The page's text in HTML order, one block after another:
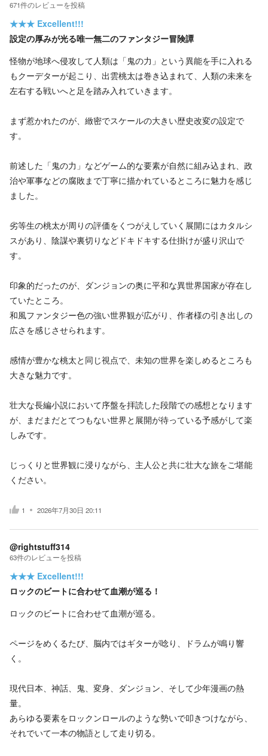
671件のレビューを投稿
★★★ Excellent!!!
設定の厚みが光る唯一無二のファンタジー冒険譚
怪物が地球へ侵攻して人類は「鬼の力」という異能を手に入れる
もクーデターが起こり、出雲桃太は巻き込まれて、人類の未来を
左右する戦いへと足を踏み入れていきます。
まず惹かれたのが、緻密でスケールの大きい歴史改変の設定で
す。
前述した「鬼の力」などゲーム的な要素が自然に組み込まれ、政
治や軍事などの腐敗まで丁寧に描かれているところに魅力を感じ
ました。
劣等生の桃太が周りの評価をくつがえしていく展開にはカタルシ
スがあり、陰謀や裏切りなどドキドキする仕掛けが盛り沢山で
す。
印象的だったのが、ダンジョンの奥に平和な異世界国家が存在し
ていたところ。
和風ファンタジー色の強い世界観が広がり、作者様の引き出しの
広さを感じさせられます。
感情が豊かな桃太と同じ視点で、未知の世界を楽しめるところも
大きな魅力です。
壮大な長編小説において序盤を拝読した段階での感想となります
が、まだまだとてつもない世界と展開が待っている予感がして楽
しみです。
じっくりと世界観に浸りながら、主人公と共に壮大な旅をご堪能
ください。
1 2026年7月30日 20:11
@rightstuff314
63件のレビューを投稿
★★★ Excellent!!!
ロックのビートに合わせて血潮が巡る！
ロックのビートに合わせて血潮が巡る。
ページをめくるたび、脳内ではギターが唸り、ドラムが鳴り響
く。
現代日本、神話、鬼、変身、ダンジョン、そして少年漫画の熱
量。
あらゆる要素をロックンロールのような勢いで叩きつけながら、
それでいて一本の物語として走り切る。